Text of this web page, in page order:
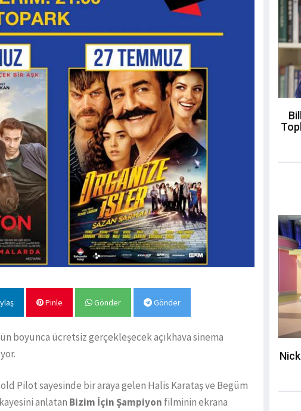
Pinle Gönder Gönder
boyunca ücretsiz gerçekleşecek açıkhava sinema
Pilot sayesinde bir araya gelen Halis Karataş ve Begüm
anlatan Bizim İçin Şampiyon filminin ekrana